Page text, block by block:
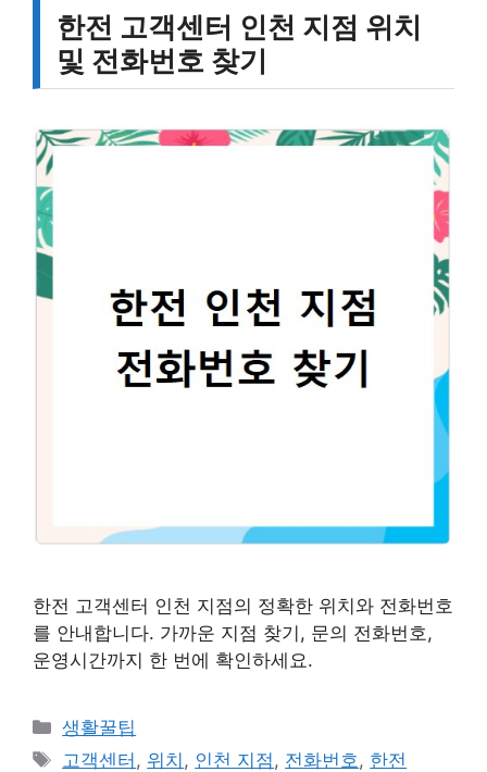
한전 고객센터 인천 지점 위치
및 전화번호 찾기
한전 고객센터 인천 지점의 정확한 위치와 전화번호
를 안내합니다. 가까운 지점 찾기, 문의 전화번호,
운영시간까지 한 번에 확인하세요.
카
테
생활꿀팁
태
고객센터 , 위치 , 인천 지점, 전화번호, 한전